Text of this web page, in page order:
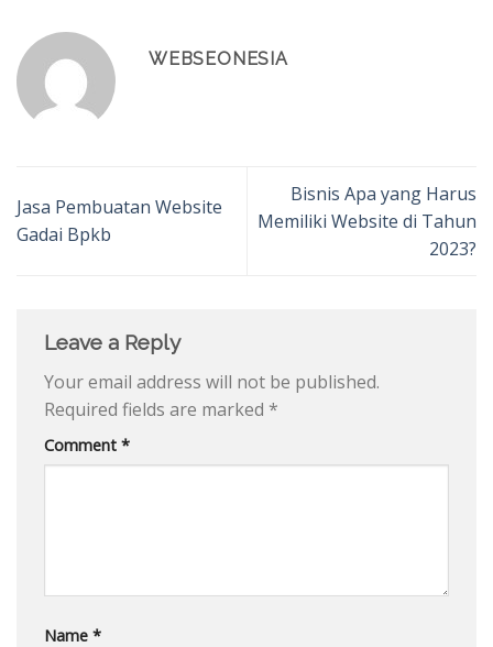
WEBSEONESIA
Jasa Pembuatan Website
Gadai Bpkb
Bisnis Apa yang Harus
Memiliki Website di Tahun
2023?
Leave a Reply
Your email address will not be published.
Required fields are marked *
Comment *
Name *